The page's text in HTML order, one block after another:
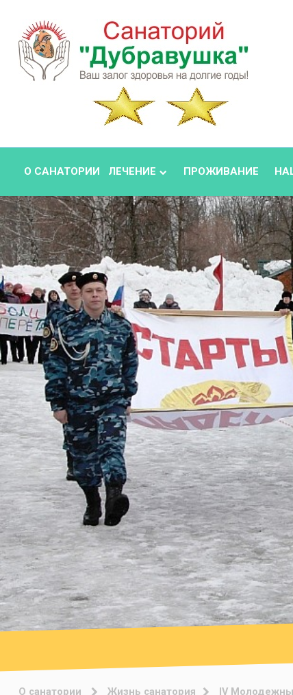
О САНАТОРИИ ЛЕЧЕНИЕ ПРОЖИВАНИЕ
О санатории Жизнь санатория IV